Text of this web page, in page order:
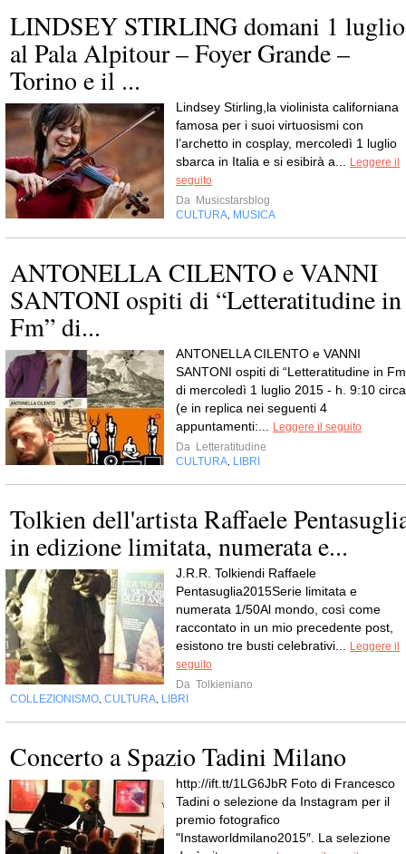
LINDSEY STIRLING domani 1 luglio
al Pala Alpitour – Foyer Grande –
Torino e il ...
Lindsey Stirling,la violinista californiana
famosa per i suoi virtuosismi con
l’archetto in cosplay, mercoledì 1 luglio
sbarca in Italia e si esibirà a...
Leggere il
seguito
Da Musicstarsblog
CULTURA MUSICA
ANTONELLA CILENTO e VANNI
SANTONI ospiti di “Letteratitudine in
Fm” di...
ANTONELLA CILENTO e VANNI
SANTONI ospiti di “Letteratitudine in
di mercoledì 1 luglio 2015 - h. 9:10 circa
(e in replica nei seguenti 4
appuntamenti:...
Leggere il seguito
Da Letteratitudine
CULTURA LIBRI
Tolkien dell'artista Raffaele
in edizione limitata, numerata e...
J.R.R. Tolkiendi Raffaele
Pentasuglia2015Serie limitata e
numerata 1/50Al mondo, così come
raccontato in un mio precedente post,
esistono tre busti celebrativi...
Leggere il
seguito
Da Tolkieniano
COLLEZIONISMO CULTURA LIBRI
Concerto a Spazio Tadini Milano
http://ift.tt/1LG6JbR Foto di Francesco
Tadini o selezione da Instagram per il
premio fotografico
"Instaworldmilano2015″. La selezione